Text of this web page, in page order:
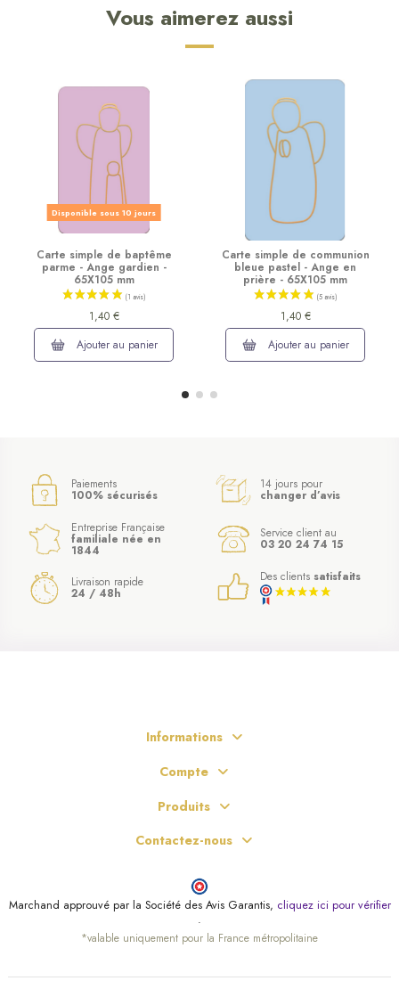
Vous aimerez aussi
Disponible sous 10 jours
Carte simple de baptême
parme - Ange gardien -
65X105 mm
1,40 €
Ajouter au panier
Carte simple de communion
bleue pastel - Ange en
prière - 65X105 mm
1,40 €
Ajouter au panier
Paiements
100% sécurisés
14 jours pour
changer d’avis
Entreprise Française
familiale née en
1844
Service client au
03 20 24 74 15
Livraison rapide
24 / 48h
Des clients satisfaits
Informations
Compte
Produits
Contactez-nous
Marchand approuvé par la Société des Avis Garantis, cliquez ici pour vérifier
.
*valable uniquement pour la France métropolitaine